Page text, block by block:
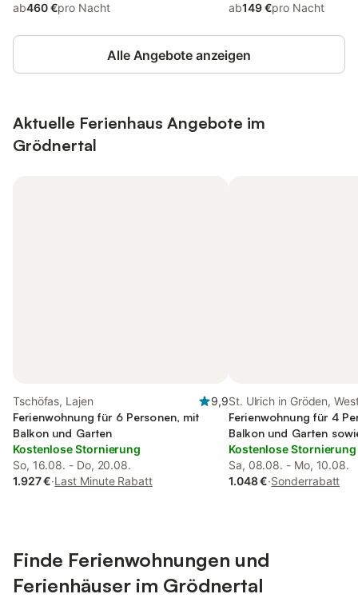
ab460 €pro Nacht ab149 €pro Nacht
Alle Angebote anzeigen
Aktuelle Ferienhaus Angebote im
Grödnertal
Tschöfas, Lajen
9,9
Ferienwohnung für 6 Personen, mit
Balkon und Garten
Kostenlose Stornierung
So, 16.08. - Do, 20.08.
1.927 €·Last Minute Rabatt
St. Ulrich in Gröden,
Ferienwohnung für 4
Balkon und Garten
Kostenlose Stornierung
Sa, 08.08. - Mo, 10.08.
1.048 €·Sonderrabatt
Finde Ferienwohnungen und
Ferienhäuser im Grödnertal